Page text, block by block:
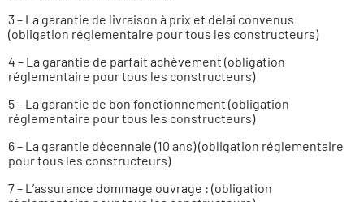
3 – La garantie de livraison à prix et délai convenus
(obligation réglementaire pour tous les constructeurs)
4 – La garantie de parfait achèvement (obligation
réglementaire pour tous les constructeurs)
5 – La garantie de bon fonctionnement (obligation
réglementaire pour tous les constructeurs)
6 – La garantie décennale (10 ans) (obligation réglementaire
pour tous les constructeurs)
7 – L’assurance dommage ouvrage : (obligation